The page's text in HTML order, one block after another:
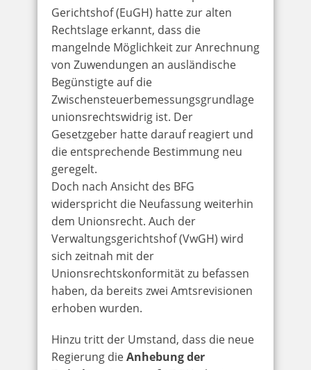
Gerichtshof (EuGH) hatte zur alten
Rechtslage erkannt, dass die
mangelnde Möglichkeit zur Anrechnung
von Zuwendungen an ausländische
Begünstigte auf die
Zwischensteuerbemessungsgrundlage
unionsrechtswidrig ist. Der
Gesetzgeber hatte darauf reagiert und
die entsprechende Bestimmung neu
geregelt.
Doch nach Ansicht des BFG
widerspricht die Neufassung weiterhin
dem Unionsrecht. Auch der
Verwaltungsgerichtshof (VwGH) wird
sich zeitnah mit der
Unionsrechtskonformität zu befassen
haben, da bereits zwei Amtsrevisionen
erhoben wurden.
Hinzu tritt der Umstand, dass die neue
Regierung dieAnhebung der